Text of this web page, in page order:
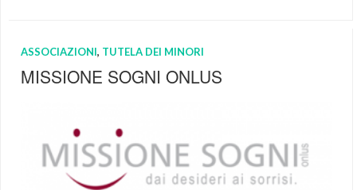
ASSOCIAZIONI, TUTELA DEI MINORI
MISSIONE SOGNI ONLUS